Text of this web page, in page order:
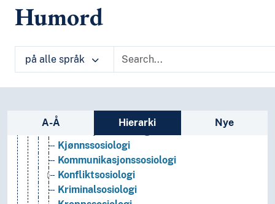
Humord
på alle språk
Sidefelt: navigér i vokabularet
A-Å Hierarki Nye
Fengselssosiologi
Filmsosiologi
Gruppesosiologi
Helsesosiologi
Historisk sosiologi
Industrisosiologi
Kjønnssosiologi
Kommunikasjonssosiologi
Konfliktsosiologi
Kriminalsosiologi